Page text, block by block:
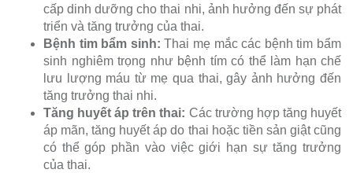
cấp dinh dưỡng cho thai nhi, ảnh hưởng đến sự phát
triển và tăng trưởng của thai.
Bệnh tim bẩm sinh: Thai mẹ mắc các bệnh tim bẩm
sinh nghiêm trọng như bệnh tím có thể làm hạn chế
lưu lượng máu từ mẹ qua thai, gây ảnh hưởng đến
tăng trưởng thai nhi.
Tăng huyết áp trên thai: Các trường hợp tăng huyết
áp mãn, tăng huyết áp do thai hoặc tiền sản giật cũng
có thể góp phần vào việc giới hạn sự tăng trưởng
của thai.